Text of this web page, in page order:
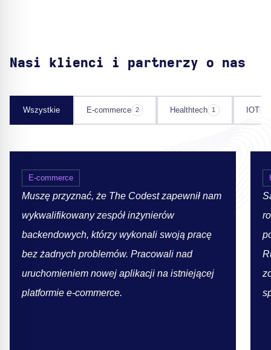
Nasi klienci i partnerzy o nas
Wszystkie E-commerce 2 Healthtech 1 IOT
E-commerce
Muszę przyznać, że The Codest zapewnił nam
wykwalifikowany zespół inżynierów
backendowych, którzy wykonali swoją pracę
bez żadnych problemów. Pracowali nad
uruchomieniem nowej aplikacji na istniejącej
platformie e-commerce.